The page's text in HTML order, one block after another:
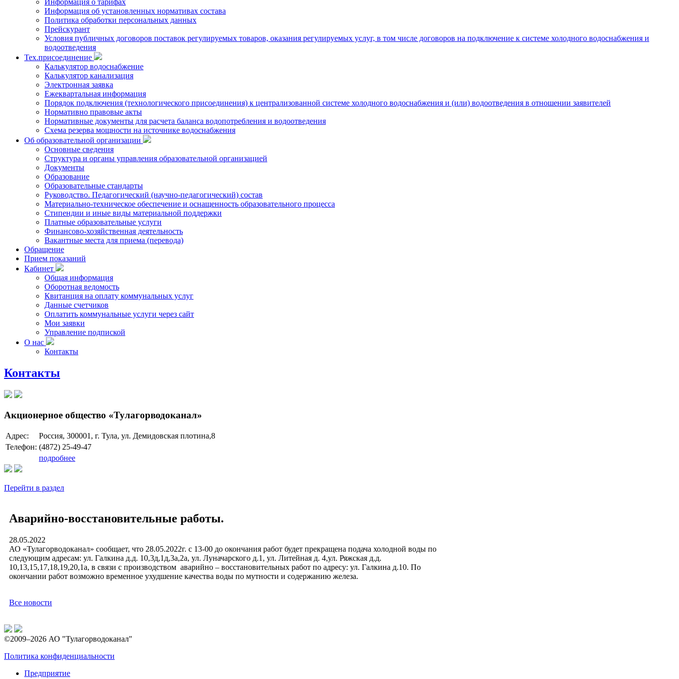
Информация о тарифах
Информация об установленных нормативах состава
Политика обработки персональных данных
Прейскурант
Условия публичных договоров поставок регулируемых товаров, оказания регулируемых услуг, в том числе договоров на подключение к системе холодного водоснабжения и
водоотведения
Тех.присоединение
Калькулятор водоснабжение
Калькулятор канализация
Электронная заявка
Ежеквартальная информация
Порядок подключения (технологического присоединения) к централизованной системе холодного водоснабжения и (или) водоотведения в отношении заявителей
Нормативно правовые акты
Нормативные документы для расчета баланса водопотребления и водоотведения
Схема резерва мощности на источнике водоснабжения
Об образовательной организации
Основные сведения
Структура и органы управления образовательной организацией
Документы
Образование
Образовательные стандарты
Руководство. Педагогический (научно-педагогический) состав
Материально-техническое обеспечение и оснащенность образовательного процесса
Стипендии и иные виды материальной поддержки
Платные образовательные услуги
Финансово-хозяйственная деятельность
Вакантные места для приема (перевода)
Обращение
Прием показаний
Кабинет
Общая информация
Оборотная ведомость
Квитанция на оплату коммунальных услуг
Данные счетчиков
Оплатить коммунальные услуги через сайт
Мои заявки
Управление подпиской
О нас
Контакты
Контакты
Акционерное общество «Тулагорводоканал»
Адрес:
Россия, 300001, г. Тула, ул. Демидовская плотина,8
Телефон: (4872) 25-49-47
подробнее
Перейти в раздел
Аварийно-восстановительные работы.
28.05.2022
АО «Тулагорводоканал» сообщает, что 28.05.2022г. с 13-00 до окончания работ будет прекращена подача холодной воды по
следующим адресам: ул. Галкина д.д. 10,3д,1д,3а,2а, ул. Луначарского д.1, ул. Литейная д. 4,ул. Ряжская д.д.
10,13,15,17,18,19,20,1а, в связи с производством аварийно – восстановительных работ по адресу: ул. Галкина д.10. По
окончании работ возможно временное ухудшение качества воды по мутности и содержанию железа.
Все новости
©2009–2026 АО "Тулагорводоканал"
Политика конфиденциальности
Предприятие